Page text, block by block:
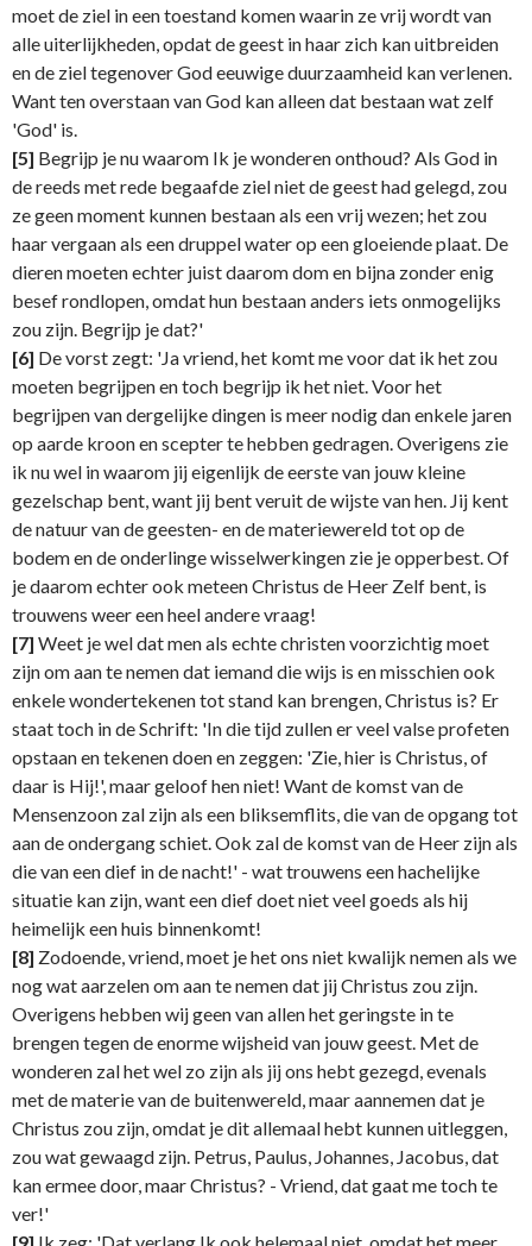
moet de ziel in een toestand komen waarin ze vrij wordt van
alle uiterlijkheden, opdat de geest in haar zich kan uitbreiden
en de ziel tegenover God eeuwige duurzaamheid kan verlenen.
Want ten overstaan van God kan alleen dat bestaan wat zelf
'God' is.
[5] Begrijp je nu waarom Ik je wonderen onthoud? Als God in
de reeds met rede begaafde ziel niet de geest had gelegd, zou
ze geen moment kunnen bestaan als een vrij wezen; het zou
haar vergaan als een druppel water op een gloeiende plaat. De
dieren moeten echter juist daarom dom en bijna zonder enig
besef rondlopen, omdat hun bestaan anders iets onmogelijks
zou zijn. Begrijp je dat?'
[6] De vorst zegt: 'Ja vriend, het komt me voor dat ik het zou
moeten begrijpen en toch begrijp ik het niet. Voor het
begrijpen van dergelijke dingen is meer nodig dan enkele jaren
op aarde kroon en scepter te hebben gedragen. Overigens zie
ik nu wel in waarom jij eigenlijk de eerste van jouw kleine
gezelschap bent, want jij bent veruit de wijste van hen. Jij kent
de natuur van de geesten- en de materiewereld tot op de
bodem en de onderlinge wisselwerkingen zie je opperbest. Of
je daarom echter ook meteen Christus de Heer Zelf bent, is
trouwens weer een heel andere vraag!
[7] Weet je wel dat men als echte christen voorzichtig moet
zijn om aan te nemen dat iemand die wijs is en misschien ook
enkele wondertekenen tot stand kan brengen, Christus is? Er
staat toch in de Schrift: 'In die tijd zullen er veel valse profeten
opstaan en tekenen doen en zeggen: 'Zie, hier is Christus, of
daar is Hij!', maar geloof hen niet! Want de komst van de
Mensenzoon zal zijn als een bliksemflits, die van de opgang tot
aan de ondergang schiet. Ook zal de komst van de Heer zijn als
die van een dief in de nacht!' - wat trouwens een hachelijke
situatie kan zijn, want een dief doet niet veel goeds als hij
heimelijk een huis binnenkomt!
[8] Zodoende, vriend, moet je het ons niet kwalijk nemen als we
nog wat aarzelen om aan te nemen dat jij Christus zou zijn.
Overigens hebben wij geen van allen het geringste in te
brengen tegen de enorme wijsheid van jouw geest. Met de
wonderen zal het wel zo zijn als jij ons hebt gezegd, evenals
met de materie van de buitenwereld, maar aannemen dat je
Christus zou zijn, omdat je dit allemaal hebt kunnen uitleggen,
zou wat gewaagd zijn. Petrus, Paulus, Johannes, Jacobus, dat
kan ermee door, maar Christus? - Vriend, dat gaat me toch te
ver!'